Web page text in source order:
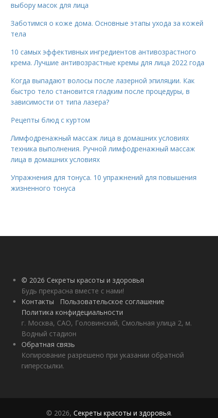
выбору масок для лица
Заботимся о коже дома. Основные этапы ухода за кожей
тела
10 самых эффективных ингредиентов антивозрастного
крема. Лучшие антивозрастные кремы для лица 2022 года
Когда выпадают волосы после лазерной эпиляции. Как
быстро тело становится гладким после процедуры, в
зависимости от типа лазера?
Рецепты блюд с куртом
Лимфодренажный массаж лица в домашних условиях
техника выполнения. Ручной лимфодренажный массаж
лица в домашних условиях
Упражнения для тонуса. 10 упражнений для повышения
жизненного тонуса
© 2026 Секреты красоты и здоровья
Будь прекрасна вместе с нами!
Контакты
Пользовательское соглашение
Политика конфидециальности
г. Москва, САО, Головинский, Смольная улица 2, м.
Водный стадион
Обратная связь
Копирование разрешено при указании обратной
гиперссылки.
© 2026, Секреты красоты и здоровья.